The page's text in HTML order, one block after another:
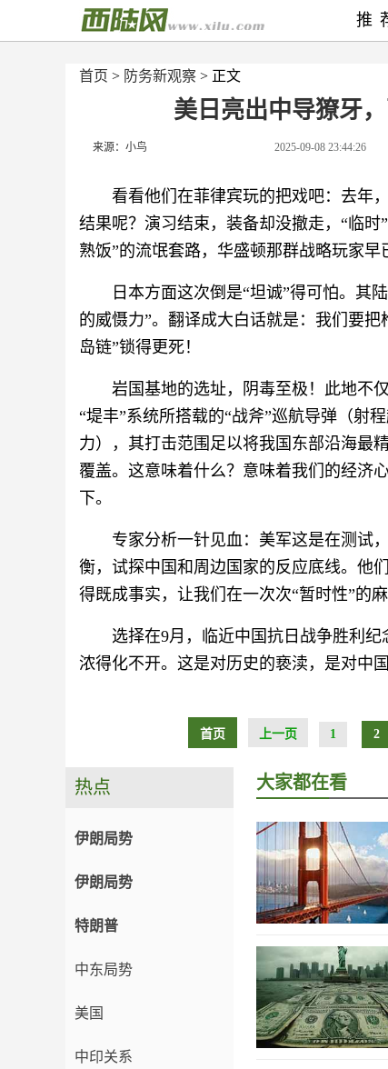
首页 > 防务新观察 > 正文
美日亮出中导獠牙
来源：小鸟 2025-09-08 23:44:26
看看他们在菲律宾玩的把戏吧：去年
结果呢？演习结束，装备却没撤走，“临时
熟饭”的流氓套路，华盛顿那群战略玩家早
日本方面这次倒是“坦诚”得可怕。其
的威慑力”。翻译成大白话就是：我们要
岛链”锁得更死！
岩国基地的选址，阴毒至极！此地不
“堤丰”系统所搭载的“战斧”巡航导弹（射
力），其打击范围足以将我国东部沿海最
覆盖。这意味着什么？意味着我们的经济
下。
专家分析一针见血：美军这是在测试
衡，试探中国和周边国家的反应底线。他
得既成事实，让我们在一次次“暂时性”的
选择在9月，临近中国抗日战争胜利
浓得化不开。这是对历史的亵渎，是对中
首页 上一页 1 2
推
热点
伊朗局势
伊朗局势
特朗普
中东局势
美国
中印关系
大家都在看